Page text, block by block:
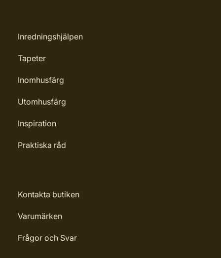
Inredningshjälpen
Tapeter
Inomhusfärg
Utomhusfärg
Inspiration
Praktiska råd
Kontakta butiken
Varumärken
Frågor och Svar